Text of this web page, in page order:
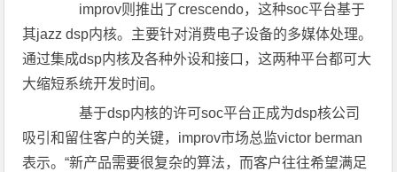
improv则推出了crescendo，这种soc平台基于
其jazz dsp内核。主要针对消费电子设备的多媒体处理。
通过集成dsp内核及各种外设和接口，这两种平台都可大
大缩短系统开发时间。
基于dsp内核的许可soc平台正成为dsp核公司
吸引和留住客户的关键，improv市场总监victor berman
表示。“新产品需要很复杂的算法，而客户往往希望满足